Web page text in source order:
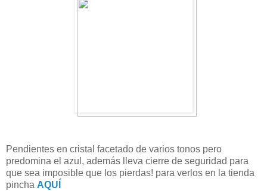
Pendientes en cristal facetado de varios tonos pero
predomina el azul, además lleva cierre de seguridad para
que sea imposible que los pierdas! para verlos en la tienda
pincha AQUÍ